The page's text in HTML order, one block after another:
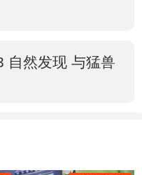
自然发现 与猛兽